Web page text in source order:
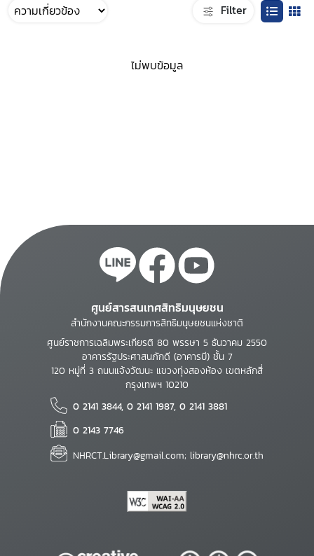
Filter
ไม่พบข้อมูล
ศูนย์สารสนเทศสิทธิมนุษยชน
สำนักงานคณะกรรมการสิทธิมนุษยชนแห่งชาติ
ศูนย์ราชการเฉลิมพระเกียรติ 80 พรรษา 5 ธันวาคม 2550
อาคารรัฐประศาสนภักดี (อาคารบี) ชั้น 7
120 หมู่ที่ 3 ถนนแจ้งวัฒนะ แขวงทุ่งสองห้อง เขตหลักสี่
กรุงเทพฯ 10210
0 2141 3844, 0 2141 1987, 0 2141 3881
0 2143 7746
NHRCT.Library@gmail.com; library@nhrc.or.th